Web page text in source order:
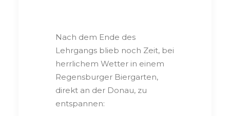
Nach dem Ende des
Lehrgangs blieb noch Zeit, bei
herrlichem Wetter in einem
Regensburger Biergarten,
direkt an der Donau, zu
entspannen: